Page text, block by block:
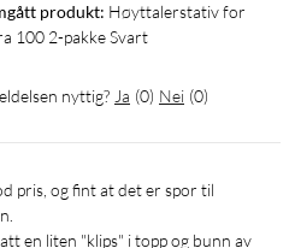
produkt: Høyttalerstativ for
100 2-pakke Svart
nyttig? Ja (0) Nei (0)
en liten "klips" i topp og bunn av